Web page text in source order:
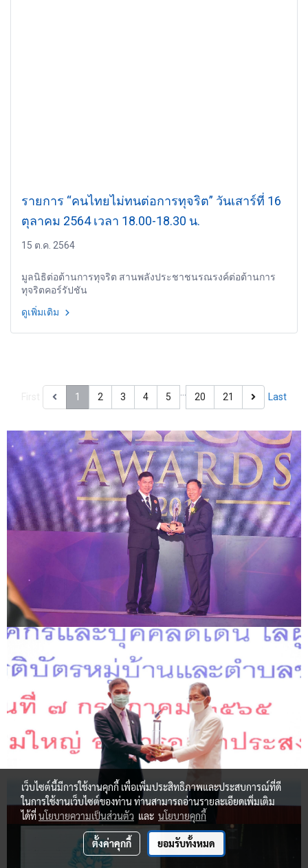
รายการ “คนไทยไม่ทนต่อการทุจริต” วันเสาร์ที่ 16
ตุลาคม 2564 เวลา 18.00-18.30 น.
15 ต.ค. 2564
มูลนิธิต่อต้านการทุจริต สานพลังประชาชนรณรงค์ต่อต้านการ
ทุจริตคอร์รัปชัน
ดูเพิ่มเติม
1 2 3 4 5 20 21 Last
เว็บไซต์นี้มีการใช้งานคุกกี้ เพื่อเพิ่มประสิทธิภาพและประสบการณ์ที่ดี
ในการใช้งานเว็บไซต์ของท่าน ท่านสามารถอ่านรายละเอียดเพิ่มเติม
ได้ที่นโยบายความเป็นส่วนตัว และ นโยบายคุกกี้
ตั้งค่าคุกกี้ ยอมรับทั้งหมด